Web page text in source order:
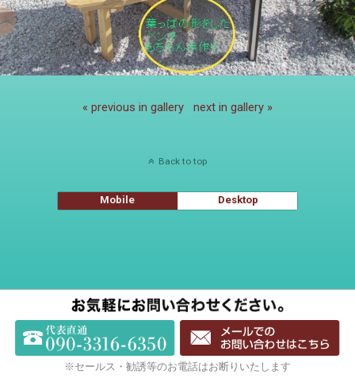
« previous in gallery next in gallery »
Back to top
Mobile Desktop
※セールス・勧誘等のお電話はお断りいたします